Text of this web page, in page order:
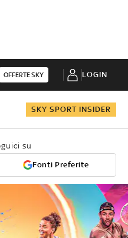
OFFERTE SKY LOGIN
SKY SPORT INSIDER
su
Fonti Preferite